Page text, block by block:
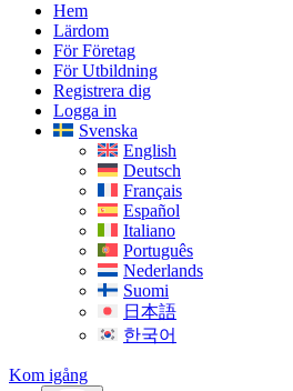
Hem
Lärdom
För Företag
För Utbildning
Registrera dig
Logga in
Svenska
English
Deutsch
Français
Español
Italiano
Português
Nederlands
Suomi
日本語
한국어
Kom igång